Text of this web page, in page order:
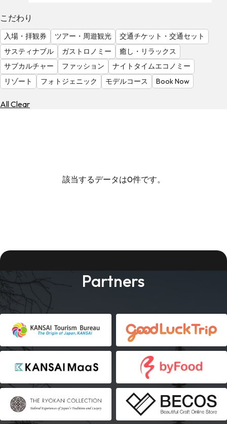
る
気
を
見
る
こだわり
入場・拝観券 ツアー・周遊観光
交通チケット・交通セット
サスティナブル
ガストロノミー
癒し・リラックス
サブカルチャー
ファッション
ナイトタイムエコノミー
リゾート
フォトジェニック モデルコース Book Now
All Clear
該当するデータは0件です。
Partners